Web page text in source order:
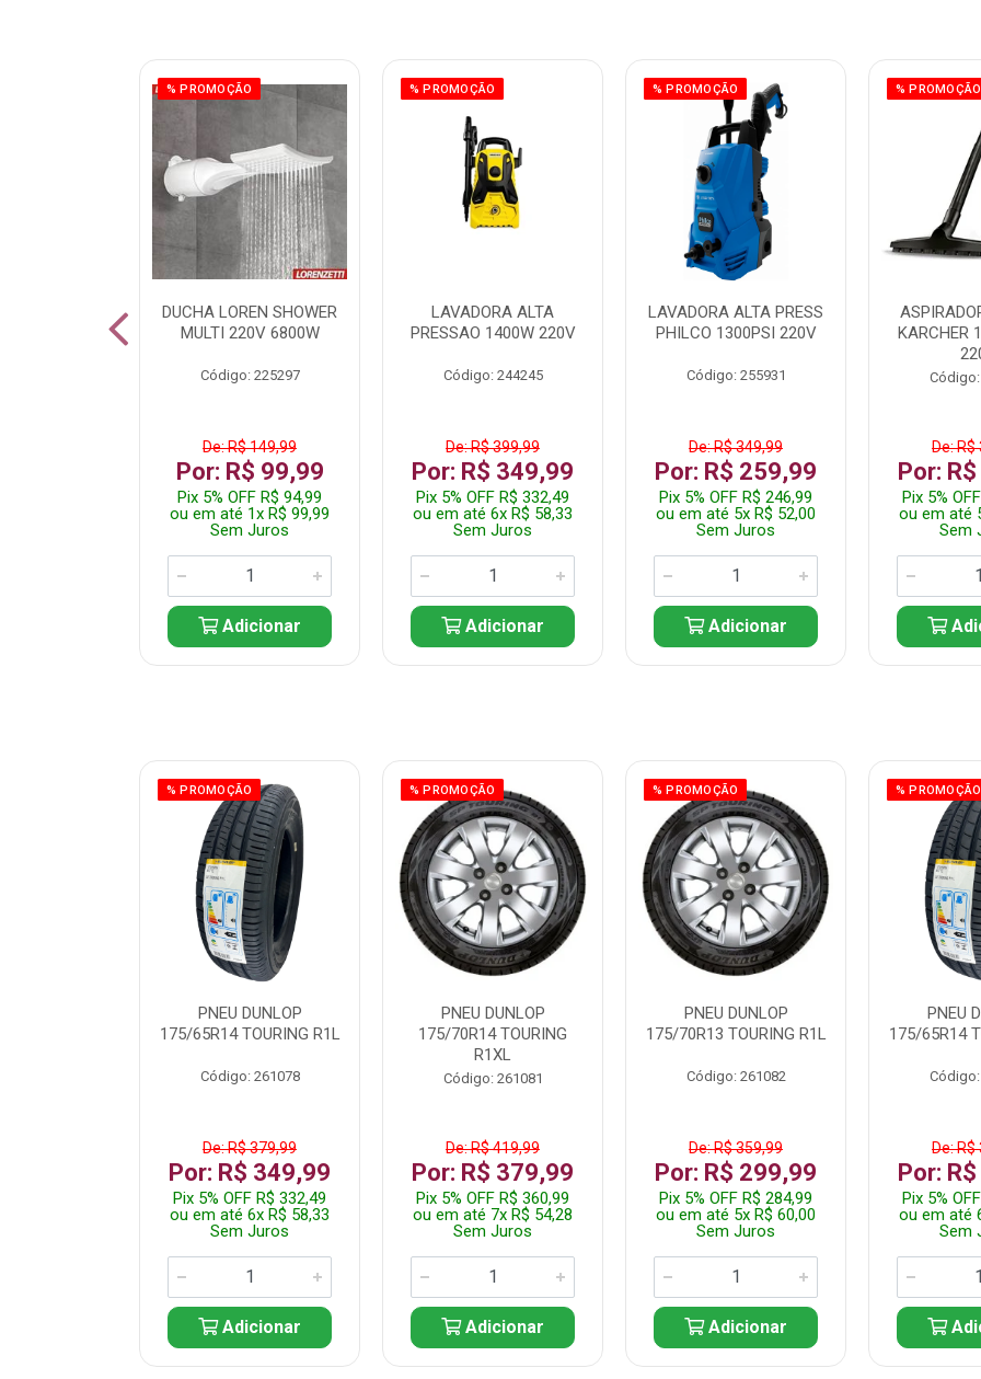
% PROMOÇÃO
DUCHA LOREN SHOWER
MULTI 220V 6800W
Código: 225297
De: R$ 149,99
Por: R$ 99,99
Pix 5% OFF R$ 94,99
ou em até 1x R$ 99,99
Sem Juros
Adicionar
% PROMOÇÃO
LAVADORA ALTA
PRESSAO 1400W 220V
Código: 244245
De: R$ 399,99
Por: R$ 349,99
Pix 5% OFF R$ 332,49
ou em até 6x R$ 58,33
Sem Juros
Adicionar
% PROMOÇÃO
LAVADORA ALTA PRESS
PHILCO 1300PSI 220V
Código: 255931
De: R$ 349,99
Por: R$ 259,99
Pix 5% OFF R$ 246,99
ou em até 5x R$ 52,00
Sem Juros
Adicionar
% PROMOÇÃO
KARCHER
De: R$
Por:
Pix 5%
ou em até
Sem
% PROMOÇÃO
PNEU DUNLOP
175/65R14 TOURING R1L
Código: 261078
De: R$ 379,99
Por: R$ 349,99
Pix 5% OFF R$ 332,49
ou em até 6x R$ 58,33
Sem Juros
Adicionar
% PROMOÇÃO
PNEU DUNLOP
175/70R14 TOURING
R1XL
Código: 261081
De: R$ 419,99
Por: R$ 379,99
Pix 5% OFF R$ 360,99
ou em até 7x R$ 54,28
Sem Juros
Adicionar
% PROMOÇÃO
PNEU DUNLOP
175/70R13 TOURING R1L
Código: 261082
De: R$ 359,99
Por: R$ 299,99
Pix 5% OFF R$ 284,99
ou em até 5x R$ 60,00
Sem Juros
Adicionar
% PROMOÇÃO
PNEU
175/65R14
De: R$
Por:
Pix 5%
ou em até
Sem